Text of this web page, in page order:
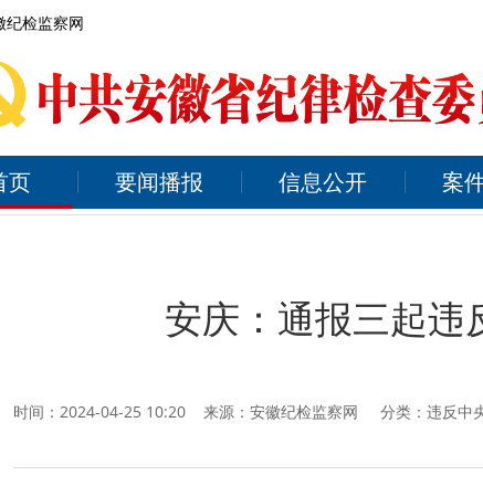
纪检监察网
页 要闻播报 信息公开 案
安庆：通报三起违
时间：2024-04-25 10:20 来源： 安徽纪检监察网 分类：违反中